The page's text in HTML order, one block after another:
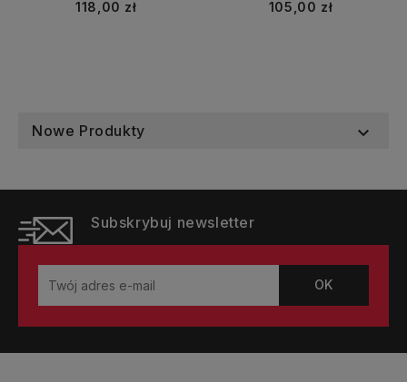
Cena
118,00 zł
Cena
105,00 zł
Nowe Produkty 
Subskrybuj newsletter